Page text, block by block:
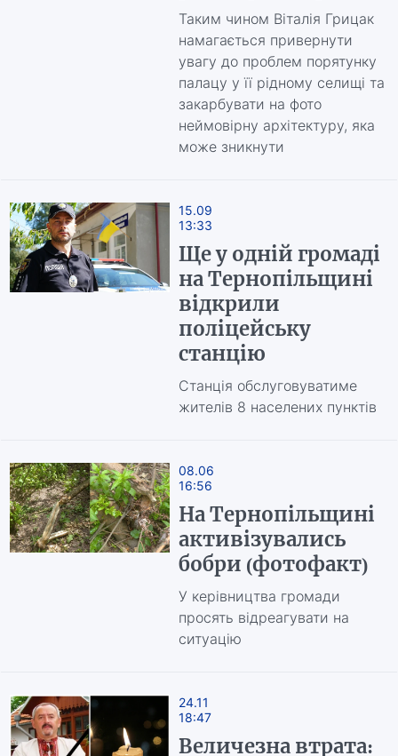
Таким чином Віталія Грицак
намагається привернути
увагу до проблем порятунку
палацу у її рідному селищі та
закарбувати на фото
неймовірну архітектуру, яка
може зникнути
15.09
13:33
Ще у одній громаді
на Тернопільщині
відкрили
поліцейську
станцію
Станція обслуговуватиме
жителів 8 населених пунктів
08.06
16:56
На Тернопільщині
активізувались
бобри (фотофакт)
У керівництва громади
просять відреагувати на
ситуацію
24.11
18:47
Величезна втрата: